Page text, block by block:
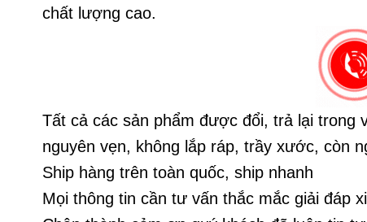
chất lượng cao.
Tất cả các sản phẩm được đổi, trả lại trong
nguyên vẹn, không lắp ráp, trầy xước, còn
Ship hàng trên toàn quốc, ship nhanh
Mọi thông tin cần tư vấn thắc mắc giải đáp